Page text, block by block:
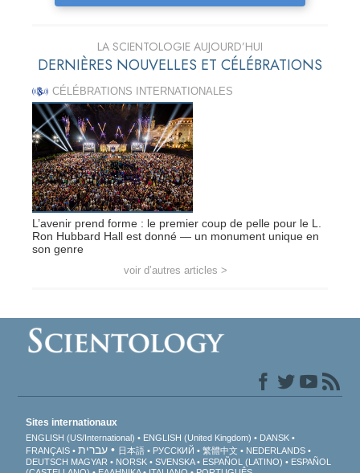
LA SCIENTOLOGIE AUJOURD’HUI
DERNIÈRES NOUVELLES ET CÉLÉBRATIONS
CÉLÉBRATIONS INTERNATIONALES
L’avenir prend forme : le premier coup de pelle pour le L.
Ron Hubbard Hall est donné — un monument unique en
son genre
voir d’autres articles >
Sites internationaux
ENGLISH (US/International) ENGLISH (United Kingdom)
DANSK
FRANÇAIS
עברית 日本語 РУССКИЙ 繁體中文
NEDERLANDS
DEUTSCH MAGYAR NORSK SVENSKA ESPAÑOL (LATINO)
ESPAÑOL